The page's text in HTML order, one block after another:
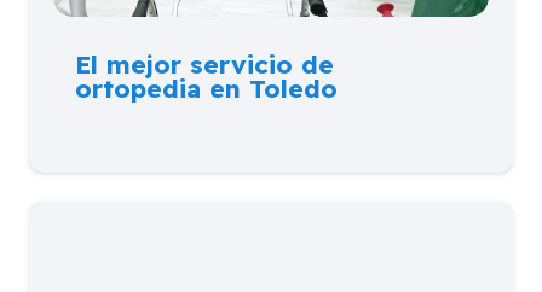
El mejor servicio de
ortopedia en Toledo